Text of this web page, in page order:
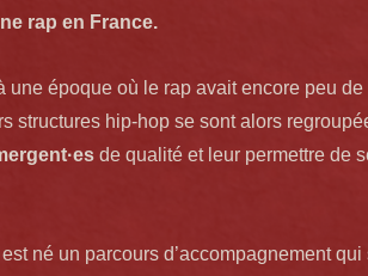
rap en France.
une époque où le rap avait encore peu
structures hip-hop se sont alors
de qualité et leur permettre de
né un parcours d’accompagnement qui